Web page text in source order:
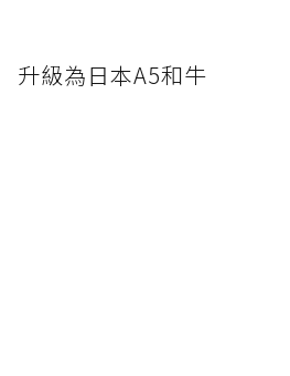
升級為日本A5和牛